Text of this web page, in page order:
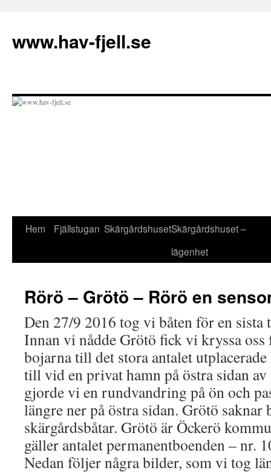
innehåll
www.hav-fjell.se
Hem Fjällstugan SkärgårdshusetSkärgårdshuset –
lägenhet
Rörö – Grötö – Rörö en
Den 27/9 2016 tog vi båten för en sista
Innan vi nådde Grötö fick vi kryssa
bojarna till det stora antalet
till vid en privat hamn på östra sidan
gjorde vi en rundvandring på ön och
längre ner på östra sidan. Grötö
skärgårdsbåtar. Grötö är Öckerö
gäller antalet permanentboenden – nr.
Nedan följer några bilder, som vi tog